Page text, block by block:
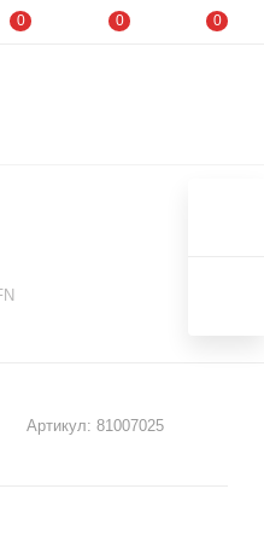
0 0 0
Артикул: 81007025